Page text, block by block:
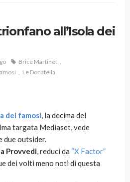
all’Isola dei
Brice Martinet
Le Donatella
dei famosi, la decima del
targata Mediaset, vede
due outsider.
Provvedi, reduci da “X Factor”
dei volti meno noti di questa